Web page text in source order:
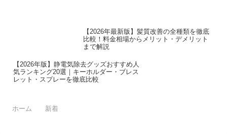
【2026年最新版】髪質改善の全種類を徹底
比較！料金相場からメリット・デメリット
まで解説
【2026年版】静電気除去グッズおすすめ人
気ランキング20選｜キーホルダー・ブレス
レット・スプレーを徹底比較
ホーム 新着